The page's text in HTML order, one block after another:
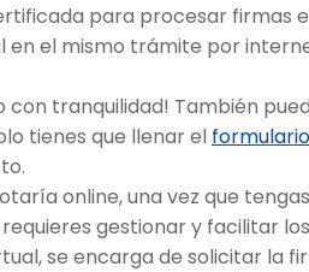
para procesar firmas
el mismo trámite por
con tranquilidad! También
tienes que llenar el
online, una vez que
gestionar y facilitar
se encarga de solicitar la